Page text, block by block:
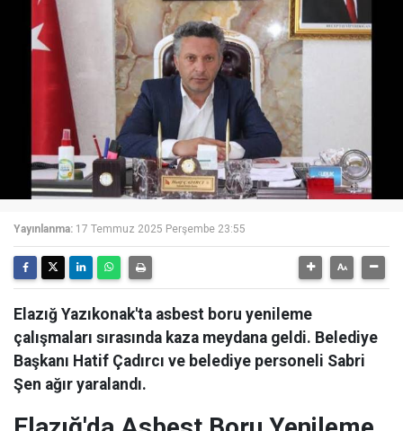
Yayınlanma: 17 Temmuz 2025 Perşembe 23:55
Elazığ Yazıkonak'ta asbest boru yenileme
çalışmaları sırasında kaza meydana geldi. Belediye
Başkanı Hatif Çadırcı ve belediye personeli Sabri
Şen ağır yaralandı.